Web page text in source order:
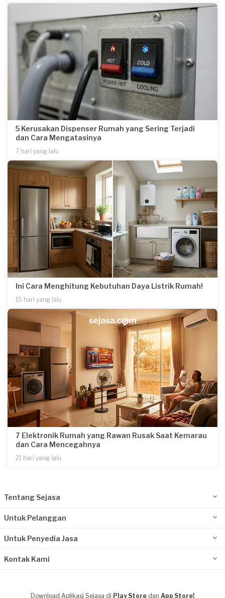
5 Kerusakan Dispenser Rumah yang Sering Terjadi
dan Cara Mengatasinya
7 hari yang lalu
Ini Cara Menghitung Kebutuhan Daya Listrik Rumah!
15 hari yang lalu
7 Elektronik Rumah yang Rawan Rusak Saat Kemarau
dan Cara Mencegahnya
21 hari yang lalu
Tentang Sejasa
Untuk Pelanggan
Untuk Penyedia Jasa
Kontak Kami
Download Aplikasi Sejasa di Play Store dan App Store!